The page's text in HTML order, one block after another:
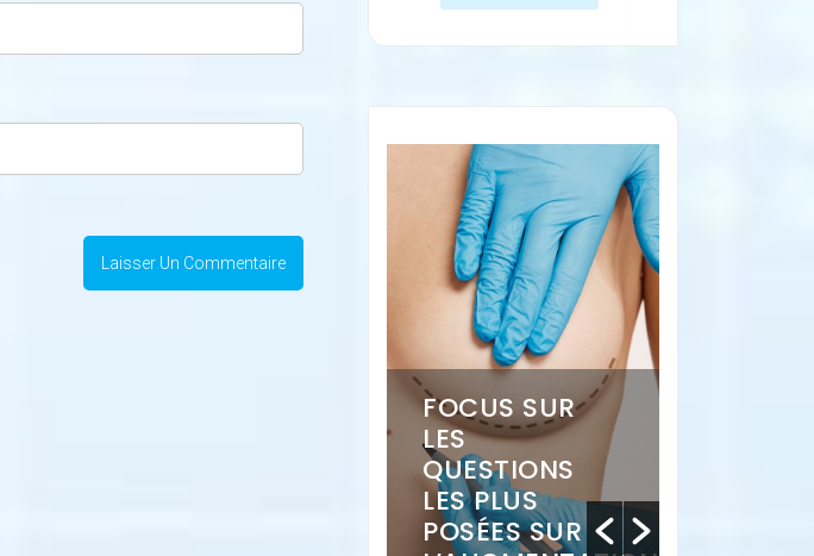
FOCUS SUR
LES
QUESTIONS
LES PLUS
POSÉES SUR